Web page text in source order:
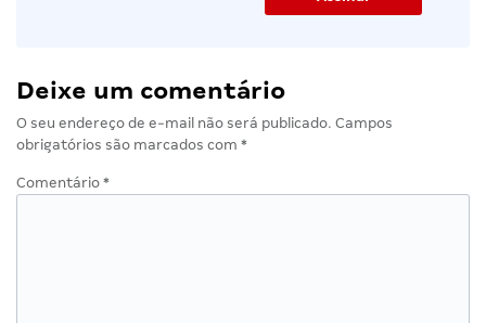
Deixe um comentário
O seu endereço de e-mail não será publicado. Campos
obrigatórios são marcados com *
Comentário *